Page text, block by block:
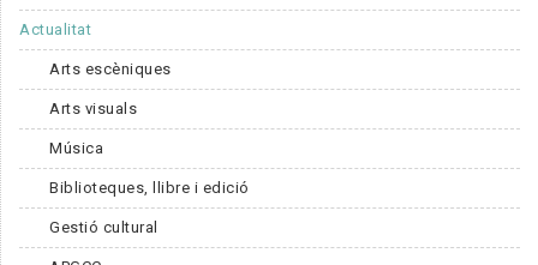
Actualitat
Arts escèniques
Arts visuals
Música
Biblioteques, llibre i edició
Gestió cultural